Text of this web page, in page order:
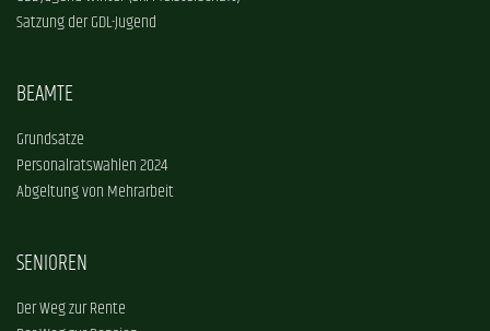
Satzung der GDL-Jugend
BEAMTE
Grundsätze
Personalratswahlen 2024
Abgeltung von Mehrarbeit
SENIOREN
Der Weg zur Rente